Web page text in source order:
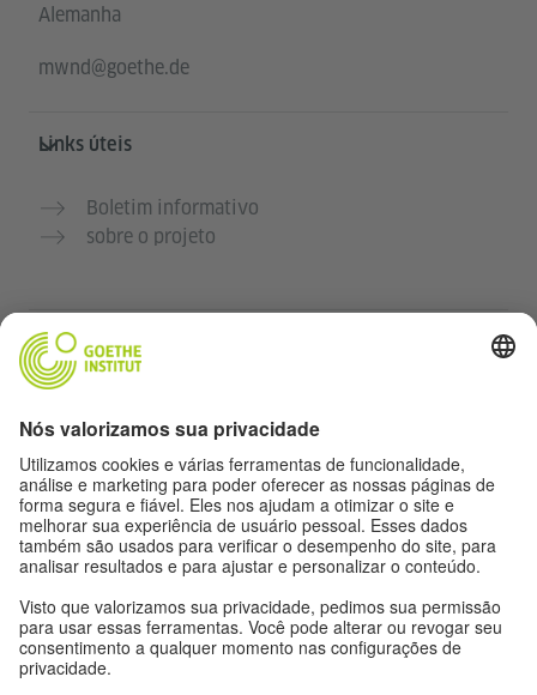
Alemanha
mwnd@goethe.de
Links úteis
Boletim informativo
sobre o projeto
Outros sites
Pratique alemão gratuitamente
Cursos de alemão do Goethe-Institut
Portal para professores “Deutschstunde”
Privacidade e acessibilidade
Configurações de privacidade